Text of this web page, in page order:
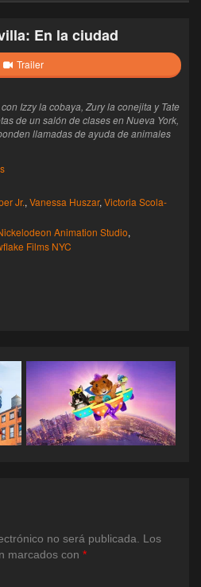
En la ciudad
Trailer
Izzy la cobaya, Zury la conejita y Tate
de un salón de clases en Nueva York,
llamadas de ayuda de animales
Jr., Vanessa Huszar, Victoria Scola-
Animation Studio,
Films NYC
no será publicada.
Los
marcados con *